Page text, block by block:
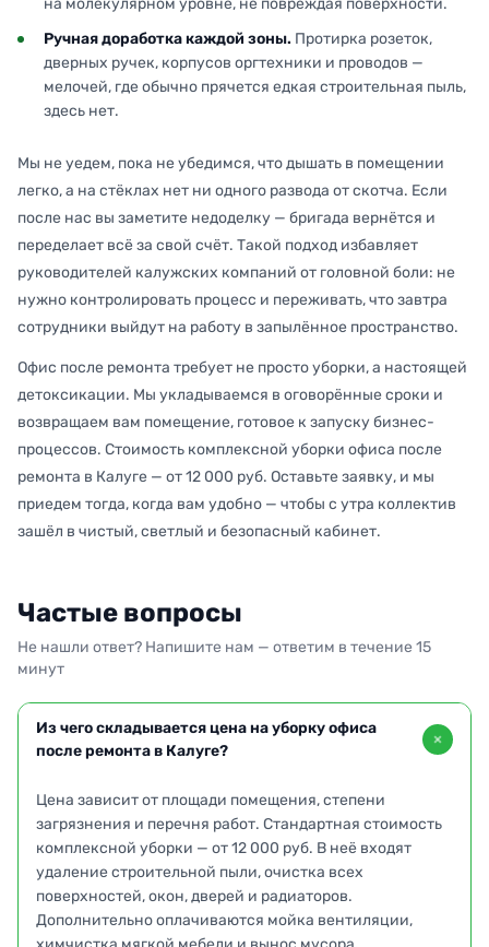
на молекулярном уровне, не повреждая поверхности.
Ручная доработка каждой зоны. Протирка розеток,
дверных ручек, корпусов оргтехники и проводов —
мелочей, где обычно прячется едкая строительная пыль,
здесь нет.
Мы не уедем, пока не убедимся, что дышать в помещении
легко, а на стёклах нет ни одного развода от скотча. Если
после нас вы заметите недоделку — бригада вернётся и
переделает всё за свой счёт. Такой подход избавляет
руководителей калужских компаний от головной боли: не
нужно контролировать процесс и переживать, что завтра
сотрудники выйдут на работу в запылённое пространство.
Офис после ремонта требует не просто уборки, а настоящей
детоксикации. Мы укладываемся в оговорённые сроки и
возвращаем вам помещение, готовое к запуску бизнес-
процессов. Стоимость комплексной уборки офиса после
ремонта в Калуге — от 12 000 руб. Оставьте заявку, и мы
приедем тогда, когда вам удобно — чтобы с утра коллектив
зашёл в чистый, светлый и безопасный кабинет.
Частые вопросы
Не нашли ответ? Напишите нам — ответим в течение 15
минут
Из чего складывается цена на уборку офиса
после ремонта в Калуге?
Цена зависит от площади помещения, степени
загрязнения и перечня работ. Стандартная стоимость
комплексной уборки — от 12 000 руб. В неё входят
удаление строительной пыли, очистка всех
поверхностей, окон, дверей и радиаторов.
Дополнительно оплачиваются мойка вентиляции,